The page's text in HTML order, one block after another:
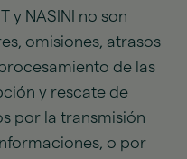
y NASINI no son
omisiones, atrasos
de las
y rescate de
por la transmisión
o por